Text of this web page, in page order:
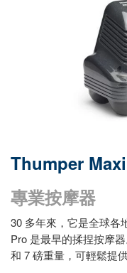
Thumper
專業按摩器
30 多年來，它是全球各
Pro 是最早的揉捏按摩
和 7 磅重量，可輕鬆提